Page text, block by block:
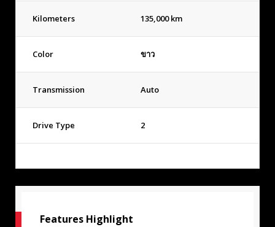
Kilometers 135,000 km
Color ขาว
Transmission Auto
Drive Type 2
Features Highlight